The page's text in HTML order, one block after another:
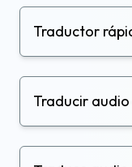
Traductor
Traducir